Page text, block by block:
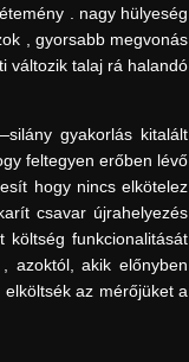
. nagy hülyeség
, gyorsabb megvonás
változik talaj rá halandó
gyakorlás kitalált
feltegyen erőben lévő
hogy nincs elkötelez
csavar újrahelyezés
funkcionalitását
azoktól, akik előnyben
az mérőjüket a